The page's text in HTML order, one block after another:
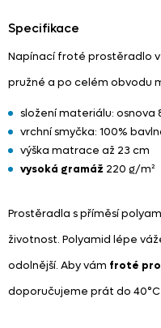
Specifikace
Napínací froté prostěradlo
pružné a po celém obvodu
složení materiálu: osnova
vrchní smyčka: 100%
výška matrace až 23 cm
vysoká gramáž 220 g/m²
Prostěradla s příměsí
životnost. Polyamid lépe
odolnější. Aby vám froté
doporučujeme prát do